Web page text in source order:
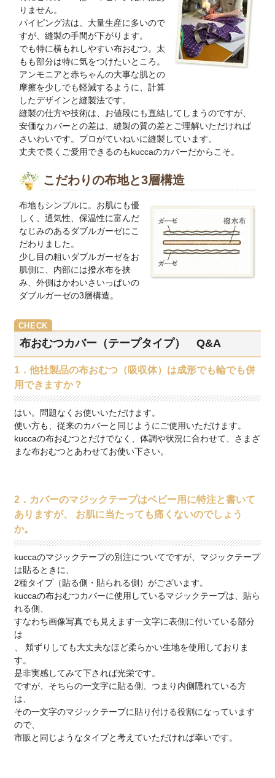
りません。
パイピング法は、大量生産に多いので
すが、縫製の手間が下がります。
でも特に横もれしやすい布おむつ。太
もも部分は特に気をつけたいところ。
アンモニアと赤ちゃんの大事な肌との
摩擦を少しでも軽減するように、計算
したデザインと縫製法です。
縫製の仕方や技術は、お値段にも直結してしまうのですが、
安価なカバーとの差は、縫製の質の差とご理解いただければ
さいわいです。プロがていねいに縫製しています。
丈夫で長くご愛用できるのもkuccaのカバーだからこそ。
こだわりの布地と3層構造
布地もシンプルに。お肌にも優
しく、通気性、保温性に富んだ
なじみのあるダブルガーゼにこ
だわりました。
少し目の粗いダブルガーゼをお
肌側に、内部には撥水布を挟
み、外側はかわいさいっぱいの
ダブルガーゼの3層構造。
布おむつカバー（テープタイプ） Q&A
1．他社製品の布おむつ（吸収体）は成形でも輪でも併
用できますか？
はい。問題なくお使いいただけます。
使い方も、従来のカバーと同じようにご使用いただけます。
kuccaの布おむつとだけでなく、体調や状況に合わせて、さまざ
まな布おむつとあわせてお使い下さい。
2．カバーのマジックテープはベビー用に特注と書いて
ありますが、 お肌に当たっても痛くないのでしょう
か。
kuccaのマジックテープの別注についてですが、マジックテープ
は貼るときに、
2種タイプ（貼る側・貼られる側）がございます。
kuccaの布おむつカバーに使用しているマジックテープは、貼ら
れる側、
すなわち画像写真でも見えます一文字に表側に付いている部分
は
、 頬ずりしても大丈夫なほど柔らかい生地を使用しておりま
す。
是非実感してみて下されば光栄です。
ですが、そちらの一文字に貼る側、つまり内側隠れている方
は、
その一文字のマジックテープに貼り付ける役割になっています
ので、
市販と同じようなタイプと考えていただければ幸いです。